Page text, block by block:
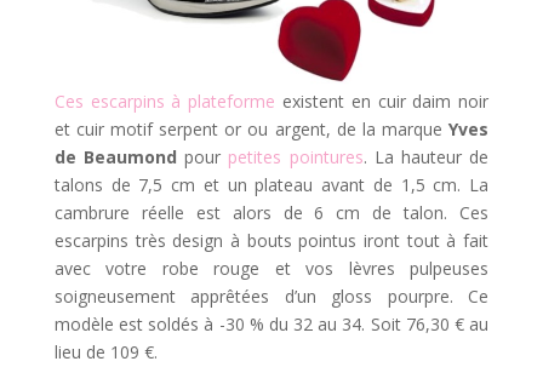
Ces escarpins à plateforme existent en cuir daim noir
et cuir motif serpent or ou argent, de la marqueYves
de Beaumond pour petites pointures. La hauteur de
talons de 7,5 cm et un plateau avant de 1,5 cm. La
cambrure réelle est alors de 6 cm de talon. Ces
escarpins très design à bouts pointus iront tout à fait
avec votre robe rouge et vos lèvres pulpeuses
soigneusement apprêtées d’un gloss pourpre. Ce
modèle est soldés à -30 % du 32 au 34. Soit 76,30 € au
lieu de 109 €.